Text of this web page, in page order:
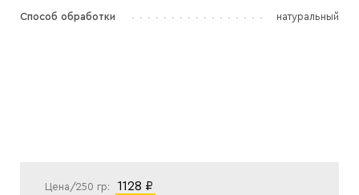
Способ обработки натуральный
Цена/250 гр: 1128 ₽